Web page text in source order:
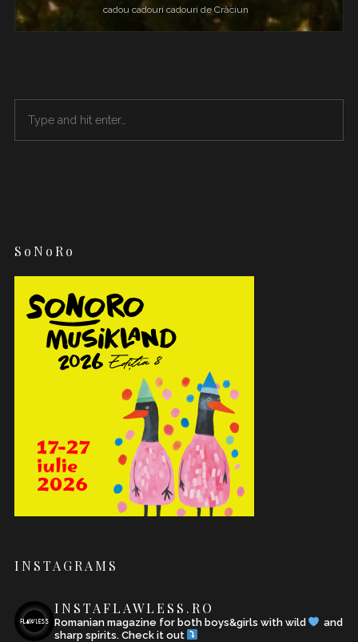
cadou cadouri cadouri de Crăciun
SoNoRo
INSTAGRAMS
INSTAFLAWLESS.RO
Romanian magazine for both boys&girls with wild
and
sharp spirits. Check it out